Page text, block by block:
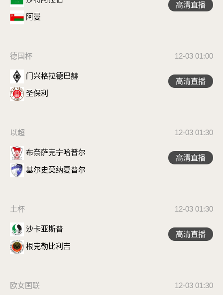
阿曼
高清直播
德国杯 12-03 01:00
门兴格拉德巴赫
圣保利
高清直播
以超 12-03 01:30
布奈萨克宁哈普尔
基尔史莫纳夏普尔
高清直播
土杯 12-03 01:30
沙卡亚斯普
根克勒比利吉
高清直播
欧女国联 12-03 01:30